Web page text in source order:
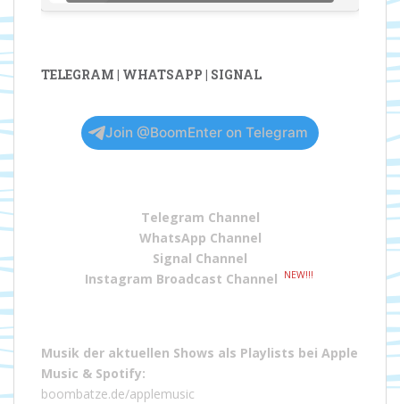
TELEGRAM | WHATSAPP | SIGNAL
Join @BoomEnter on Telegram
Telegram Channel
WhatsApp Channel
Signal Channel
Instagram Broadcast Channel
NEW!!!
Musik der aktuellen Shows als Playlists bei Apple
Music & Spotify:
boombatze.de/applemusic